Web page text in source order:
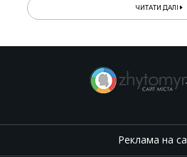
ЧИТАТИ ДАЛІ
Реклама на